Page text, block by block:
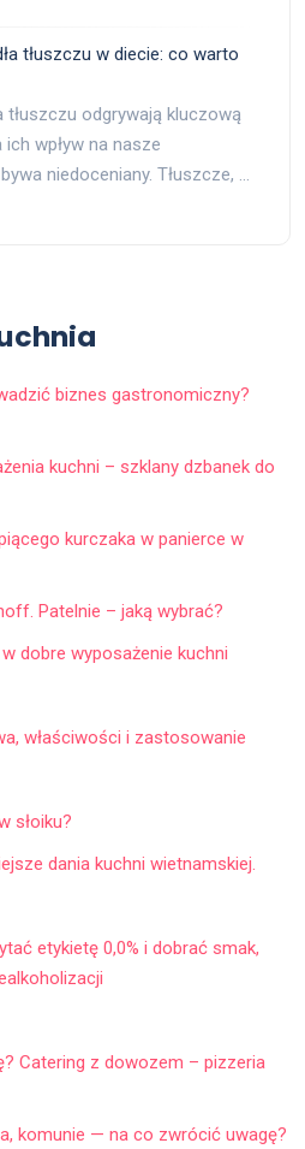
tłuszczu w diecie: co warto
tłuszczu odgrywają kluczową
wpływ na nasze
niedoceniany. Tłuszcze, …
biznes gastronomiczny?
kuchni – szklany dzbanek do
kurczaka w panierce w
Patelnie – jaką wybrać?
dobre wyposażenie kuchni
właściwości i zastosowanie
słoiku?
dania kuchni wietnamskiej.
etykietę 0,0% i dobrać smak,
Catering z dowozem – pizzeria
komunie — na co zwrócić uwagę?